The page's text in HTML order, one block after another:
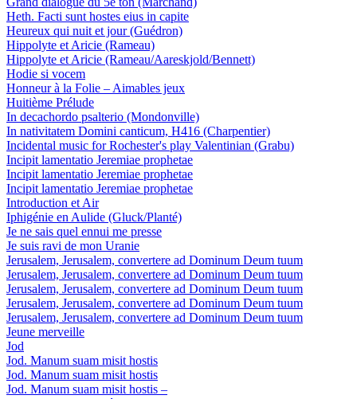
Heth. Facti sunt hostes eius in capite
Heureux qui nuit et jour (Guédron)
Hippolyte et Aricie (Rameau)
Hippolyte et Aricie (Rameau/Aareskjold/Bennett)
Hodie si vocem
Honneur à la Folie – Aimables jeux
Huitième Prélude
In decachordo psalterio (Mondonville)
In nativitatem Domini canticum, H416 (Charpentier)
Incidental music for Rochester's play Valentinian (Grabu)
Incipit lamentatio Jeremiae prophetae
Incipit lamentatio Jeremiae prophetae
Incipit lamentatio Jeremiae prophetae
Introduction et Air
Iphigénie en Aulide (Gluck/Planté)
Je ne sais quel ennui me presse
Je suis ravi de mon Uranie
Jerusalem, Jerusalem, convertere ad Dominum Deum tuum
Jerusalem, Jerusalem, convertere ad Dominum Deum tuum
Jerusalem, Jerusalem, convertere ad Dominum Deum tuum
Jerusalem, Jerusalem, convertere ad Dominum Deum tuum
Jerusalem, Jerusalem, convertere ad Dominum Deum tuum
Jeune merveille
Jod
Jod. Manum suam misit hostis
Jod. Manum suam misit hostis
Jod. Manum suam misit hostis –